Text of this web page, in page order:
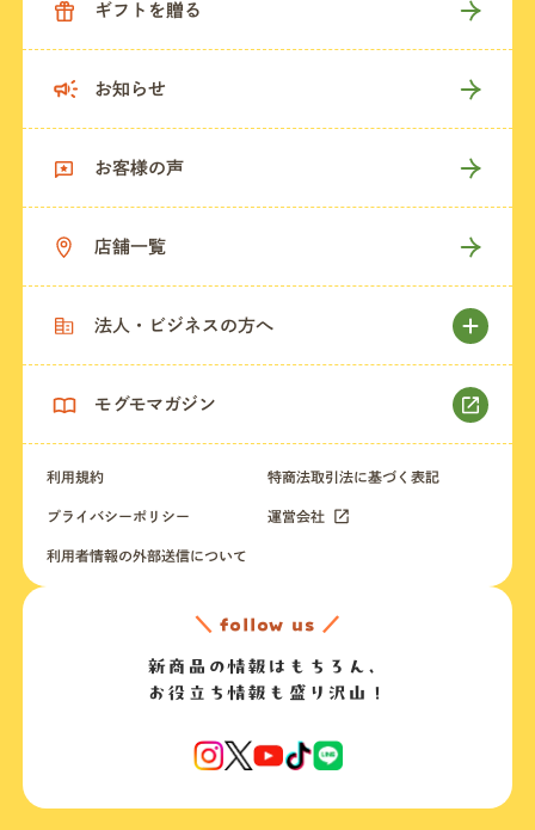
ギフトを贈る
お知らせ
お客様の声
店舗一覧
法人・ビジネスの方へ
モグモマガジン
利用規約 特商法取引法に基づく表記
プライバシーポリシー 運営会社
利用者情報の外部送信について
＼ follow us ／
新商品の情報はもちろん、
お役立ち情報も盛り沢山！